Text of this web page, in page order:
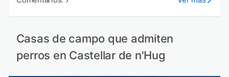
Casas de campo que admiten
perros en Castellar de n'Hug